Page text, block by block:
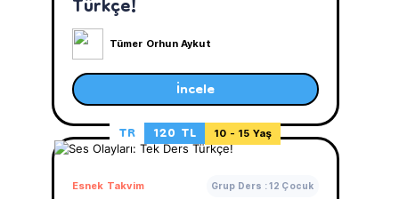
Tümer Orhun Aykut
İncele
TR
120 TL 10 - 15 Yaş
Esnek Takvim Grup Ders : 12 Çocuk